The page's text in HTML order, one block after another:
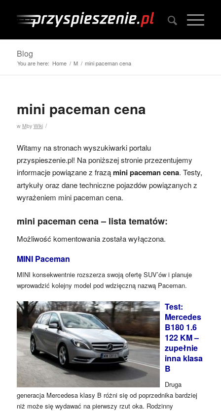
Blog
You are here: Home / M / mini paceman cena
mini paceman cena
w M /
by Wiki
Witamy na stronach wyszukiwarki portalu
przyspieszenie.pl! Na poniższej stronie przezentujemy
informacje powiązane z fraząmini paceman cena. Testy,
artykuły oraz dane techniczne pojazdów powiązanych z
wyrażeniem mini paceman cena.
mini paceman cena – lista tematów:
Możliwość komentowania została wyłączona.
MINI Paceman
MINI konsekwentnie rozszerza swoją ofertę SUV’ów i planuje
wprowadzić kolejny model pod wdzięczną nazwą Paceman.
Test:
Mercedes
B180 1.6
122 KM –
zupełnie
inna klasa
B
Druga
generacja Mercedesa klasy B różni się od poprzednika bardziej
niż może się wydawać na pierwszy rzut oka. Rodzinny